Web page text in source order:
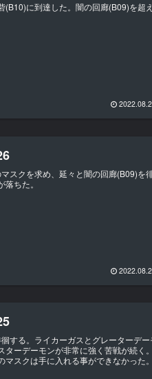
に到達した。闇の回廊(B09)を超え
スクを求め、延々と闇の回廊(B09)を
ちた。
する。ライカーガスとグレーターデー
ーデーモンが非常に強く苦戦が続く。
スクは手に入れる事ができなかった。